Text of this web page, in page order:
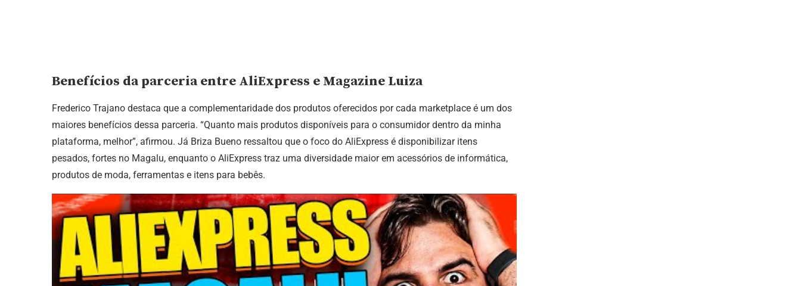
Benefícios da parceria entre AliExpress e Magazine Luiza
Frederico Trajano destaca que a complementaridade dos produtos oferecidos por cada marketplace é um dos
maiores benefícios dessa parceria. “Quanto mais produtos disponíveis para o consumidor dentro da minha
plataforma, melhor”, afirmou. Já Briza Bueno ressaltou que o foco do AliExpress é disponibilizar itens
pesados, fortes no Magalu, enquanto o AliExpress traz uma diversidade maior em acessórios de informática,
produtos de moda, ferramentas e itens para bebês.